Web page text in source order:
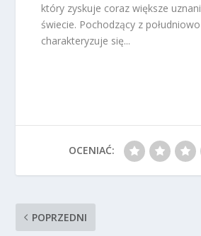
który zyskuje coraz większe
świecie. Pochodzący z
charakteryzuje się...
OCENIAĆ:
POPRZEDNI